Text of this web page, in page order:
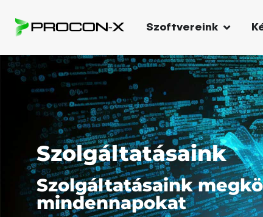
Szoftvereink
Szolgáltatásaink
Szolgáltatásaink
mindennapokat